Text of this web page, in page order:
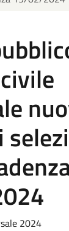
2024